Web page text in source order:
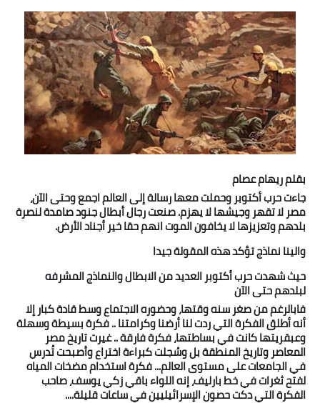
مقالات واراء
محافظات
القاهرة
القليوبية
الجيزة
الدقهلية
أسيوط
شمال سيناء
أخبار الرياضة
أخبار الفن
بقلم ريهام عصام
جاءت حرب أكتوبر وحملت معها رسالة إلى العالم اجمع وحتى الآن،
مصر لا تقهر وجيشها لا يهزم. صنعت رجال أبطال جنود صامدة لنصرة
بلدهم وتعزيزها لا يخافون الموت انهم حقا خير أجناد الأرض.
والينا نماذج تؤكد هذه المقولة جيدا
حيث شهدت حرب أكتوبر العديد من الابطال والنماذج المشرفه
لبلدهم حتى الآن
فابالرغم من صغر سنه وقتها، وحضوره الاجتماع وسط قادة كبار إلا
أنه أطلق الفكرة التي ردت لنا أرضنا وكرامتنا .. فكرة بسيطة وسهلة
وعبقريتها كانت في بساطتها، فكرة فارقة .. غيرت تاريخ مصر
المعاصر وتاريخ المنطقة بل وسُجلت كبراءة اختراع وأصبحت تُدرس
في الجامعات على مستوى العالم... فكرة استخدام مضخات المياه
لفتح ثغرات في خط بارليف، إنه اللواء باقي زكي يوسف، صاحب
الفكرة التي دكت حصون الإسرائيليين في ساعات قليلة....